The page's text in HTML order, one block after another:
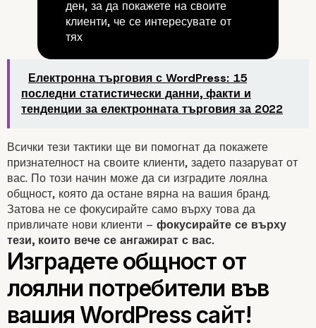
ден, за да покажете на своите
клиенти, че се интересувате от
тях
Електронна търговия с WordPress: 15
последни статистически данни, факти и
тенденции за електронната търговия за 2022
Всички тези тактики ще ви помогнат да покажете
признателност на своите клиенти, задето пазаруват от
вас. По този начин може да си изградите лоялна
общност, която да остане вярна на вашия бранд.
Затова не се фокусирайте само върху това да
привличате нови клиенти – фокусирайте се върху
тези, които вече се ангажират с вас.